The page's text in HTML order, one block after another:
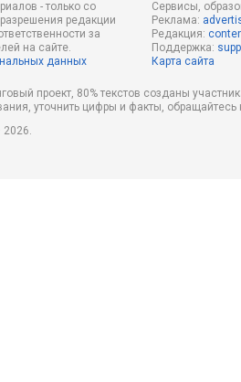
- только со
редакции
за
на сайте.
данных
Сервисы,
Реклама:
Редакция:
Поддержка:
Карта сайта
проект, 80% текстов созданы
уточнить цифры и факты,
2026.